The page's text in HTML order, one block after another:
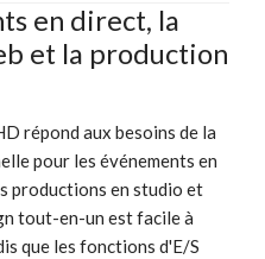
en direct, la
et la production
répond aux besoins de la
pour les événements en
productions en studio et
tout-en-un est facile à
que les fonctions d'E/S